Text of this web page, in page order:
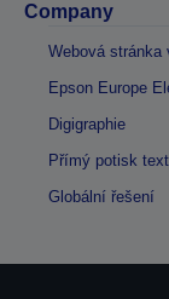
Company
Webová stránka
Epson Europe
Digigraphie
Přímý potisk
Globální řešení